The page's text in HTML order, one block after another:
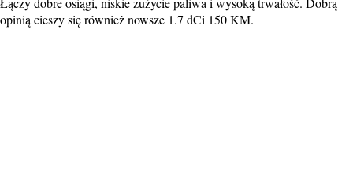
opinią cieszy się również nowsze 1.7 dCi 150 KM.